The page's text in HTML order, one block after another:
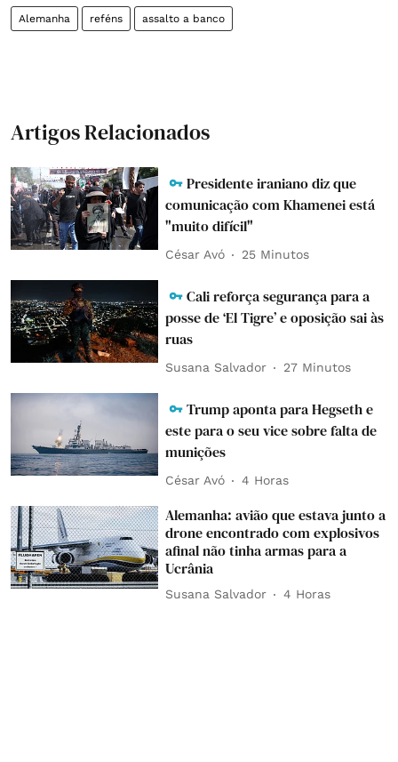
Alemanha reféns assalto a banco
Artigos Relacionados
Presidente iraniano diz que
comunicação com Khamenei está
"muito difícil"
César Avó 25 Minutos
Cali reforça segurança para a
posse de ‘El Tigre’ e oposição sai às
ruas
Susana Salvador 27 Minutos
Trump aponta para Hegseth e
este para o seu vice sobre falta de
munições
César Avó 4 Horas
Alemanha: avião que estava junto a
drone encontrado com explosivos
afinal não tinha armas para a
Ucrânia
Susana Salvador 4 Horas